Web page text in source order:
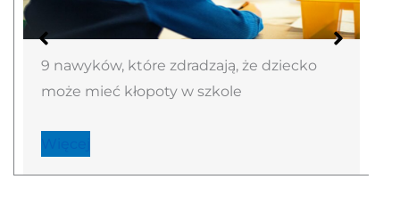
9 nawyków, które zdradzają, że dziecko
może mieć kłopoty w szkole